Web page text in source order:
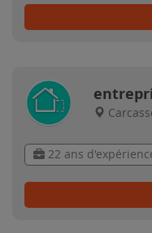
22 ans